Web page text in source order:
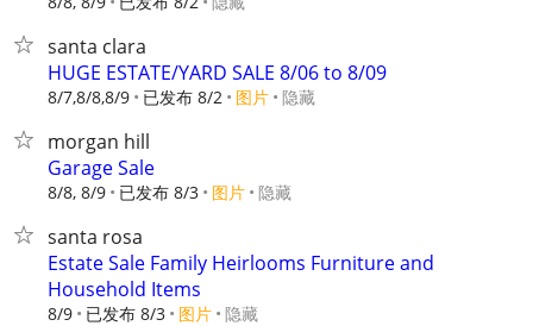
santa clara
HUGE ESTATE/YARD SALE 8/06 to 8/09
8/7,8/8,8/9 已发布 8/2 图片 隐藏
morgan hill
Garage Sale
8/8, 8/9 已发布 8/3 图片 隐藏
santa rosa
Estate Sale Family Heirlooms Furniture and
Household Items
8/9 已发布 8/3 图片 隐藏